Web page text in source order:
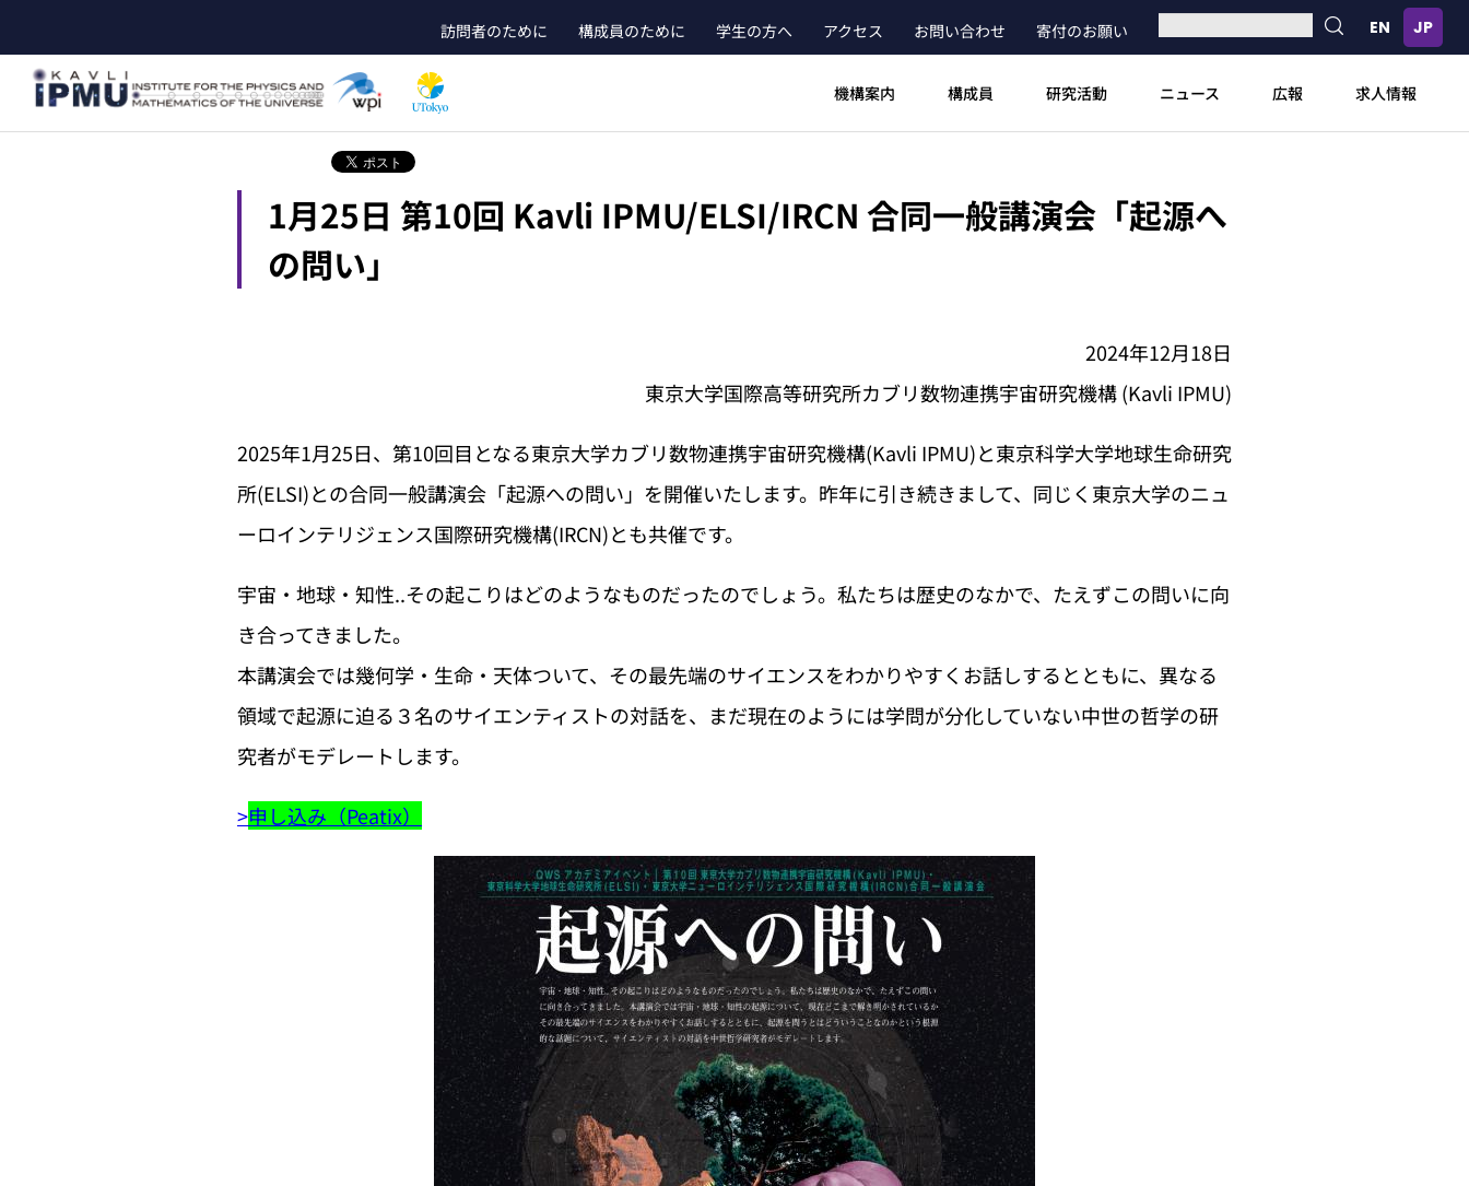
ン
テ
header_main_menu_contact
訪問者のために 構成員のために 学生の方へ アクセス お問い合わせ 寄付のお願い
機構案内 構成員 研究活動 ニュース 広報 求人情報
1月25日 第10回 Kavli IPMU/ELSI/IRCN 合同一般講演会「起源へ
の問い」
2024年12月18日
東京大学国際高等研究所カブリ数物連携宇宙研究機構 (Kavli IPMU)
2025年1月25日、第10回目となる東京大学カブリ数物連携宇宙研究機構(Kavli IPMU)と東京科学大学地球生命研究
所(ELSI)との合同一般講演会「起源への問い」を開催いたします。昨年に引き続きまして、同じく東京大学のニュ
ーロインテリジェンス国際研究機構(IRCN)とも共催です。
宇宙・地球・知性..その起こりはどのようなものだったのでしょう。私たちは歴史のなかで、たえずこの問いに向
き合ってきました。
本講演会では幾何学・生命・天体ついて、その最先端のサイエンスをわかりやすくお話しするとともに、異なる
領域で起源に迫る３名のサイエンティストの対話を、まだ現在のようには学問が分化していない中世の哲学の研
究者がモデレートします。
>申し込み（Peatix）